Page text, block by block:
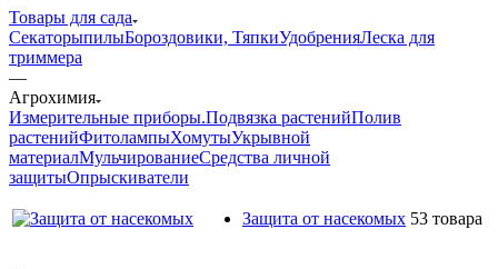
Товары для сада
СекаторыпилыБороздовики, ТяпкиУдобренияЛеска для
триммера
—
Агрохимия
Измерительные приборы.Подвязка растенийПолив
растенийФитолампыХомутыУкрывной
материалМульчированиеСредства личной
защитыОпрыскиватели
Защита от насекомых 53 товара